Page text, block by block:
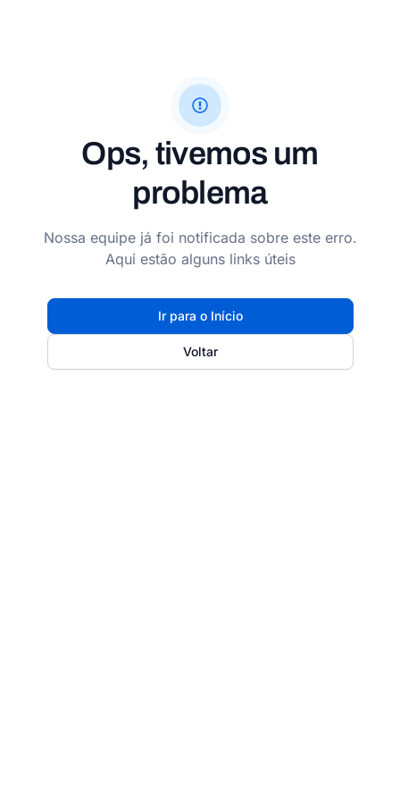
Ops, tivemos um
problema
Nossa equipe já foi notificada sobre este erro.
Aqui estão alguns links úteis
Ir para o Início
Voltar